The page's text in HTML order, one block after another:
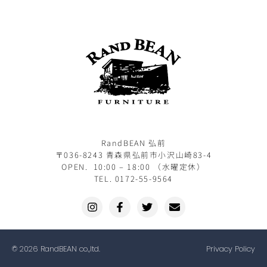
RandBEAN 弘前
〒036-8243 青森県弘前市小沢山崎83-4
OPEN. 10:00 – 18:00 （水曜定休）
TEL. 0172-55-9564
© 2026 RandBEAN co.,ltd. Privacy Policy